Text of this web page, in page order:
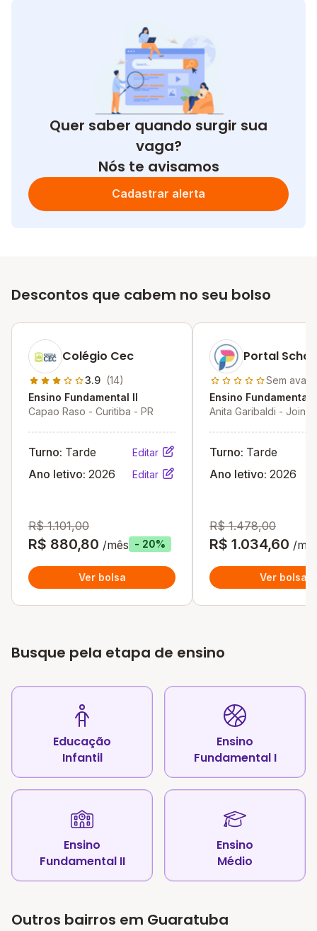
Quer saber quando surgir sua
vaga?
Nós te avisamos
Cadastrar alerta
Descontos que cabem no seu bolso
Colégio Cec
3.9 (14)
Ensino Fundamental II
Capao Raso - Curitiba - PR
Turno: Tarde Editar
Ano letivo: 2026 Editar
R$ 1.101,00
R$ 880,80 /mês - 20%
Ver bolsa
Portal
Sem
Ensino Fundamental
Anita Garibaldi -
Turno: Tarde
Ano letivo: 2026
R$ 1.478,00
R$ 1.034,60 /
Ver bolsa
Busque pela etapa de ensino
Educação
Infantil
Ensino
Fundamental I
Ensino
Fundamental II
Ensino
Médio
Outros bairros em Guaratuba